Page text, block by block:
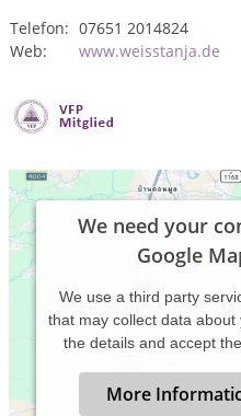
Telefon: 07651 2014824
Web:
www.weisstanja.de
We need your
Google
We use a third party
that may collect data about
the details and accept
More